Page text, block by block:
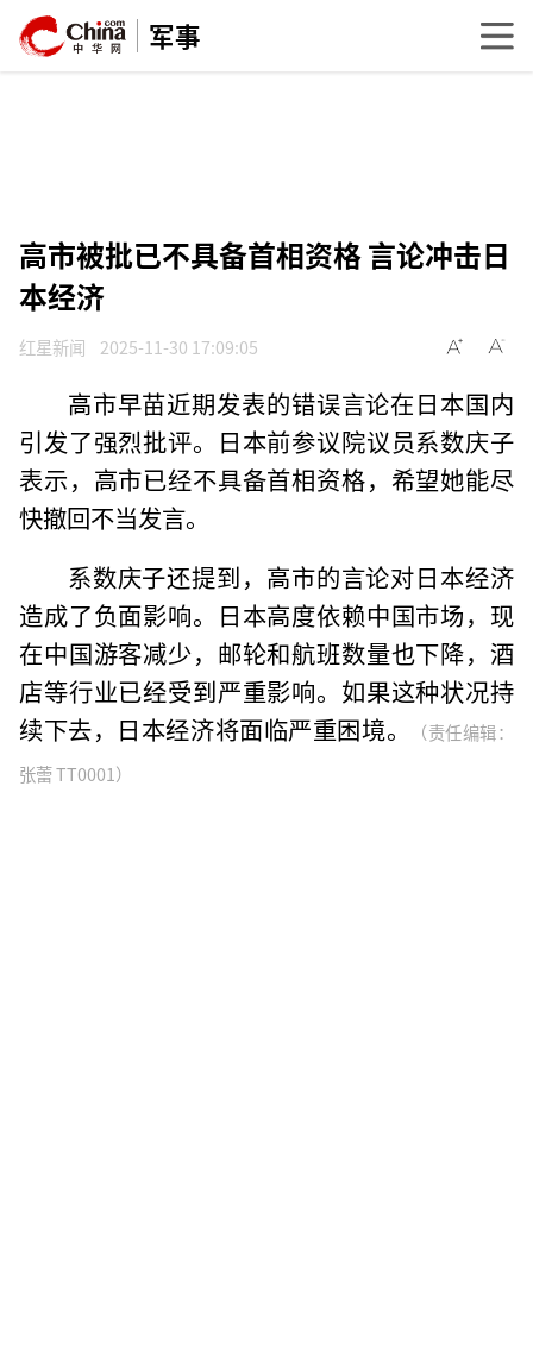
军事
高市被批已不具备首相资格 言论冲击日
本经济
红星新闻 2025-11-30 17:09:05
高市早苗近期发表的错误言论在日本国内
引发了强烈批评。日本前参议院议员系数庆子
表示，高市已经不具备首相资格，希望她能尽
快撤回不当发言。
系数庆子还提到，高市的言论对日本经济
造成了负面影响。日本高度依赖中国市场，现
在中国游客减少，邮轮和航班数量也下降，酒
店等行业已经受到严重影响。如果这种状况持
续下去，日本经济将面临严重困境。
（责任编辑：
张蕾 TT0001）